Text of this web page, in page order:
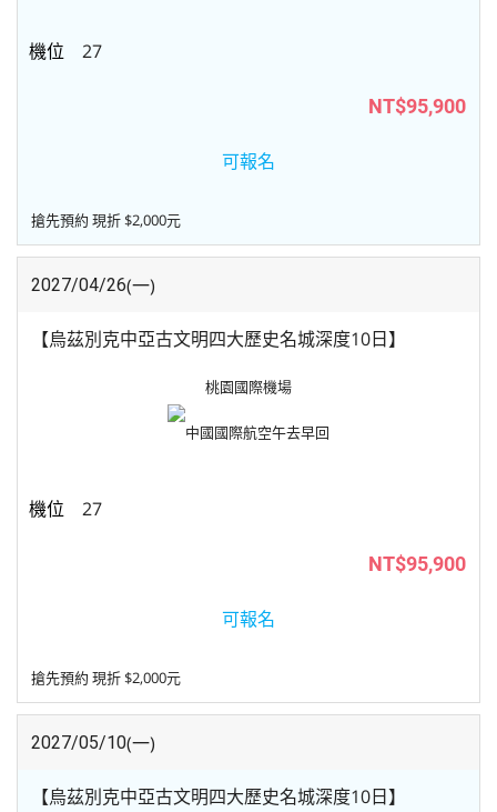
27
NT$95,900
可報名
搶先預約 現折 $2,000元
2027/04/26(一)
【烏茲別克中亞古文明四大歷史名城深度10日】
桃園國際機場
中國國際航空午去早回
27
NT$95,900
可報名
搶先預約 現折 $2,000元
2027/05/10(一)
【烏茲別克中亞古文明四大歷史名城深度10日】